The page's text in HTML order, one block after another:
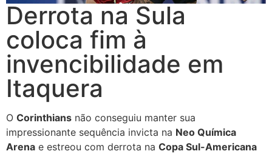
Derrota na Sula
coloca fim à
invencibilidade em
Itaquera
O Corinthians não conseguiu manter sua
impressionante sequência invicta na Neo Química
Arena e estreou com derrota na Copa Sul-Americana